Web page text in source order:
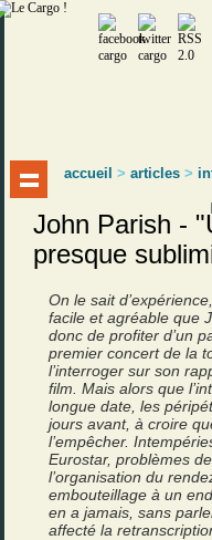
accueil >articles >
John Parish -
presque
On le sait
facile et agréable que
donc de profiter d’un
premier concert de la
l’interroger sur son
film. Mais alors que
longue date, les
jours avant, à croire
l’empêcher.
Eurostar, problèmes
l’organisation du
embouteillage à un
en a jamais, sans
affecté la